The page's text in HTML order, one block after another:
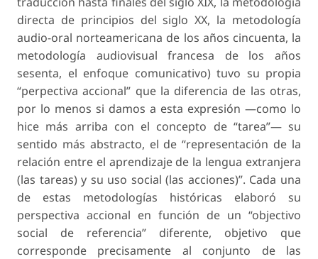
directa de principios del siglo XX, la metodología
audio-oral norteamericana de los años cincuenta, la
metodología audiovisual francesa de los años
sesenta, el enfoque comunicativo) tuvo su propia
“perpectiva accional” que la diferencia de las otras,
por lo menos si damos a esta expresión —como lo
hice más arriba con el concepto de “tarea”— su
sentido más abstracto, el de “representación de la
relación entre el aprendizaje de la lengua extranjera
(las tareas) y su uso social (las acciones)”. Cada una
de estas metodologías históricas elaboró su
perspectiva accional en función de un “objectivo
social de referencia” diferente, objetivo que
corresponde precisamente al conjunto de las